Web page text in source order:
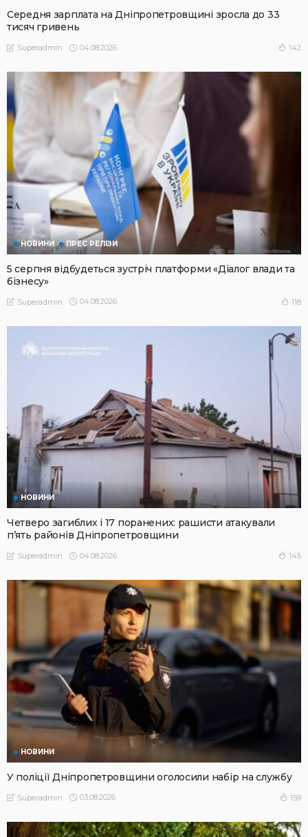
Середня зарплата на Дніпропетровщині зросла до 33
тисяч гривень
Superadmin 04.08.2026 142
НОВИНИ ПРЕС РЕЛІЗИ
5 серпня відбудеться зустріч платформи «Діалог влади та
бізнесу»
Superadmin 04.08.2026 118
НОВИНИ
Четверо загиблих і 17 поранених: рашисти атакували
п’ять районів Дніпропетровщини
Superadmin 04.08.2026 145
НОВИНИ
У поліції Дніпропетровщини оголосили набір на службу
Superadmin 03.08.2026 159